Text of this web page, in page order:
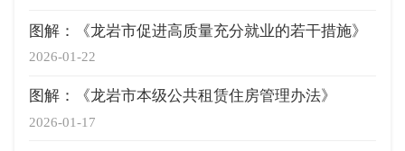
2026-01-22
图解：《龙岩市促进高质量充分就业的若干措施》
2026-01-17
图解：《龙岩市本级公共租赁住房管理办法》